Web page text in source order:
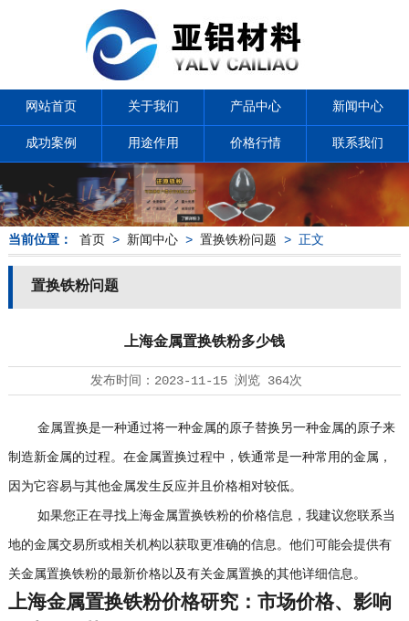
网站首页 关于我们 产品中心 新闻中心
成功案例 用途作用 价格行情 联系我们
当前位置： 首页 > 新闻中心> 置换铁粉问题 > 正文
置换铁粉问题
上海金属置换铁粉多少钱
发布时间： 2023-11-15浏览 364次
金属置换是一种通过将一种金属的原子替换另一种金属的原子来
制造新金属的过程。在金属置换过程中，铁通常是一种常用的金属，
因为它容易与其他金属发生反应并且价格相对较低。
如果您正在寻找上海金属置换铁粉的价格信息，我建议您联系当
地的金属交易所或相关机构以获取更准确的信息。他们可能会提供有
关金属置换铁粉的最新价格以及有关金属置换的其他详细信息。
上海金属置换铁粉价格研究：市场价格、影响